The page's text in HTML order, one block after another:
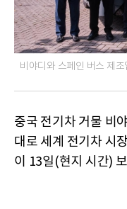
비야디와 스페인 버스 제
중국 전기차 거물 비
대로 세계 전기차 시
이 13일(현지 시간)